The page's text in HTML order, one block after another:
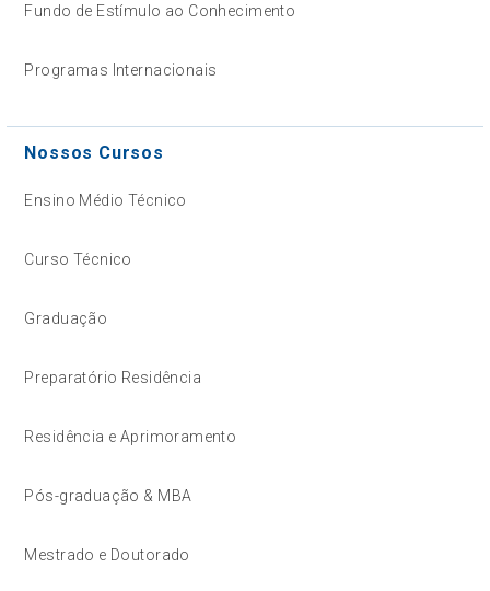
Fundo de Estímulo ao Conhecimento
Programas Internacionais
Nossos Cursos
Ensino Médio Técnico
Curso Técnico
Graduação
Preparatório Residência
Residência e Aprimoramento
Pós-graduação & MBA
Mestrado e Doutorado